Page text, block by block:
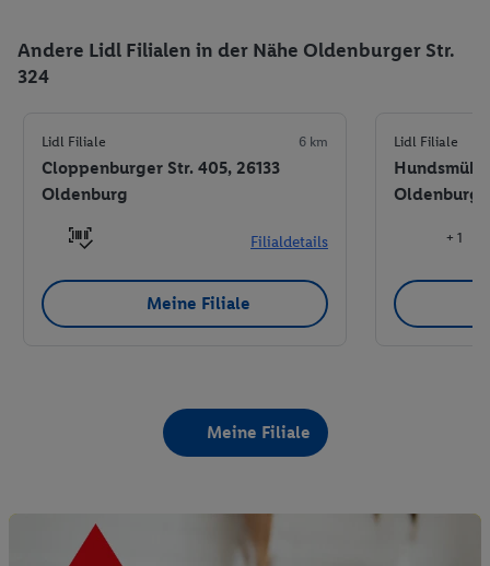
Andere Lidl Filialen in der Nähe Oldenburger Str.
324
Lidl Filiale 6 km
Cloppenburger Str. 405, 26133
Oldenburg
Filialdetails
Meine Filiale
Lidl Filiale
Oldenburg
+ 1
Meine Filiale